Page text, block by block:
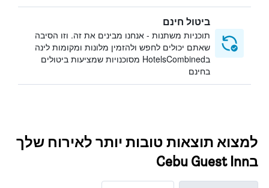
ביטול חינם
תוכניות משתנות - אנחנו מבינים את זה. וזו הסיבה
שאתם יכולים לחפש ולהזמין מלונות ומקומות לינה
בHotelsCombined מסוכנויות שמציעות ביטולים
בחינם
למצוא תוצאות טובות יותר לאירוח שלך
בCebu Guest Inn